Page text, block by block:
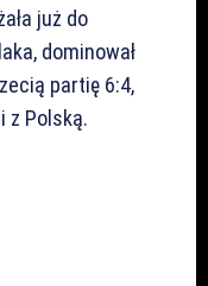
już do
dominował
partię 6:4,
z Polską.